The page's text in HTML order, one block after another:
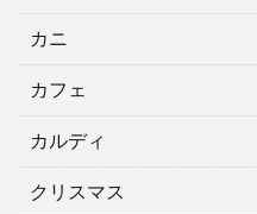
カニ
カフェ
カルディ
クリスマス